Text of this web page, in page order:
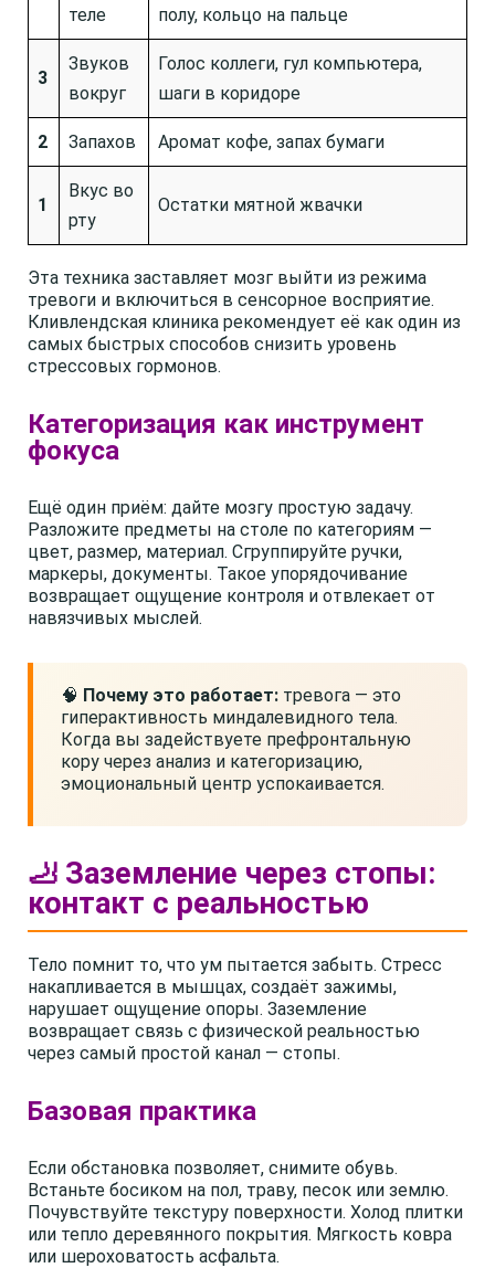
теле полу, кольцо на пальце
3
Звуков
вокруг
Голос коллеги, гул компьютера,
шаги в коридоре
2 Запахов Аромат кофе, запах бумаги
1
Вкус во
рту
Остатки мятной жвачки
Эта техника заставляет мозг выйти из режима
тревоги и включиться в сенсорное восприятие.
Кливлендская клиника рекомендует её как один из
самых быстрых способов снизить уровень
стрессовых гормонов.
Категоризация как инструмент
фокуса
Ещё один приём: дайте мозгу простую задачу.
Разложите предметы на столе по категориям —
цвет, размер, материал. Сгруппируйте ручки,
маркеры, документы. Такое упорядочивание
возвращает ощущение контроля и отвлекает от
навязчивых мыслей.
🧠 Почему это работает: тревога — это
гиперактивность миндалевидного тела.
Когда вы задействуете префронтальную
кору через анализ и категоризацию,
эмоциональный центр успокаивается.
🦶 Заземление через стопы:
контакт с реальностью
Тело помнит то, что ум пытается забыть. Стресс
накапливается в мышцах, создаёт зажимы,
нарушает ощущение опоры. Заземление
возвращает связь с физической реальностью
через самый простой канал — стопы.
Базовая практика
Если обстановка позволяет, снимите обувь.
Встаньте босиком на пол, траву, песок или землю.
Почувствуйте текстуру поверхности. Холод плитки
или тепло деревянного покрытия. Мягкость ковра
или шероховатость асфальта.